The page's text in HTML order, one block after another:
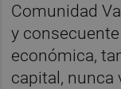
Comunidad
y
económica,
capital, nunca